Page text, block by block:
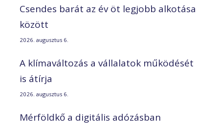
Csendes barát az év öt legjobb alkotása
között
2026. augusztus 6.
A klímaváltozás a vállalatok működését
is átírja
2026. augusztus 6.
Mérföldkő a digitális adózásban